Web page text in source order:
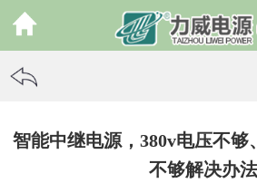
智能中继电源，380v电压不够
不够解决办法